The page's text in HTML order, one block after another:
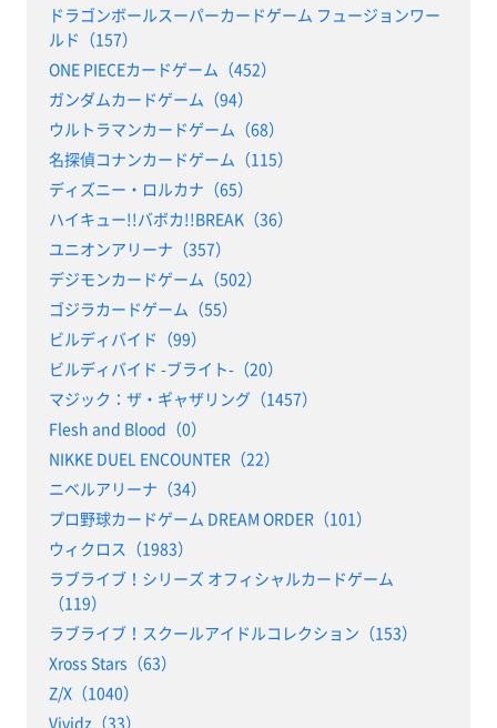
ドラゴンボールスーパーカードゲーム フュージョンワー
ルド（157）
ONE PIECEカードゲーム（452）
ガンダムカードゲーム（94）
ウルトラマンカードゲーム（68）
名探偵コナンカードゲーム（115）
ディズニー・ロルカナ（65）
ハイキュー!!バボカ!!BREAK（36）
ユニオンアリーナ（357）
デジモンカードゲーム（502）
ゴジラカードゲーム（55）
ビルディバイド（99）
ビルディバイド -ブライト-（20）
マジック：ザ・ギャザリング（1457）
Flesh and Blood（0）
NIKKE DUEL ENCOUNTER（22）
ニベルアリーナ（34）
プロ野球カードゲーム DREAM ORDER（101）
ウィクロス（1983）
ラブライブ！シリーズ オフィシャルカードゲーム
（119）
ラブライブ！スクールアイドルコレクション（153）
Xross Stars（63）
Z/X（1040）
Vividz（33）